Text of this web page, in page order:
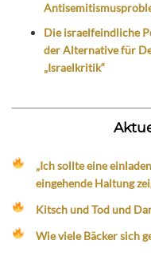
Die israelfeindliche
der Alternative für
„Israelkritik“
„Ich sollte eine
eingehende Haltung
Kitsch und Tod und
Wie viele Bäcker sich